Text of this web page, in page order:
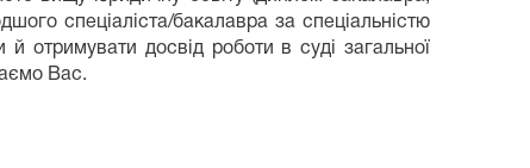
спеціаліста/бакалавра за спеціальністю
отримувати досвід роботи в суді загальної
Вас.